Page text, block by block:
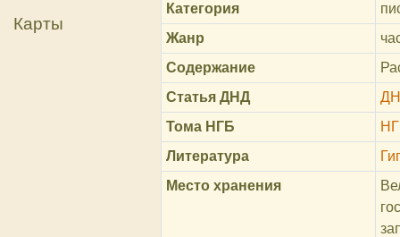
Карты
Категория
Жанр
Содержание
Статья ДНД
Тома НГБ
Литература
Место хранения